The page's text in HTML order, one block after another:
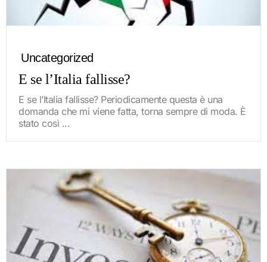
Uncategorized
E se l’Italia fallisse?
E se l’Italia fallisse? Periodicamente questa è una
domanda che mi viene fatta, torna sempre di moda. È
stato così ...